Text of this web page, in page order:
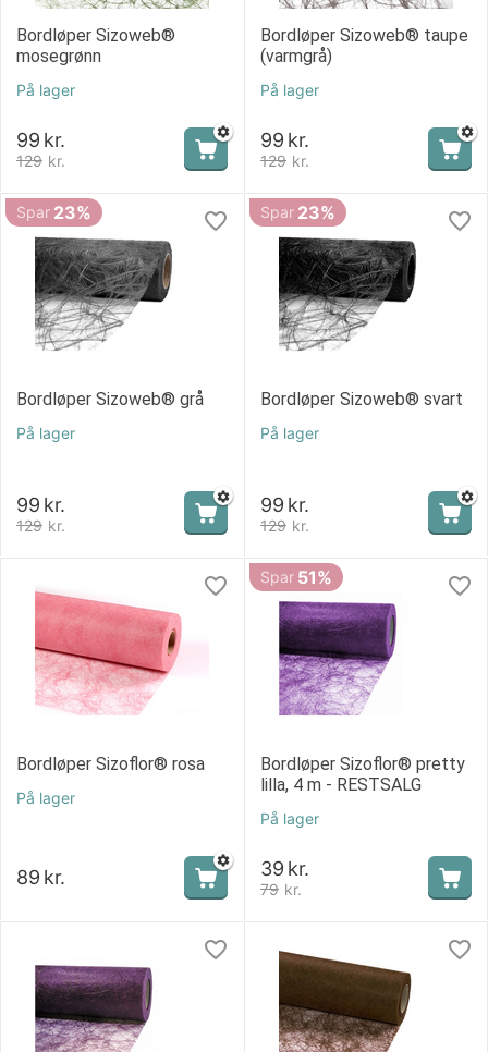
Bordløper Sizoweb®
mosegrønn
På lager
129 kr.
99 kr.
Bordløper Sizoweb® taupe
(varmgrå)
På lager
129 kr.
99 kr.
Spar 23%
Bordløper Sizoweb® grå
På lager
129 kr.
99 kr.
Spar 23%
Bordløper Sizoweb® svart
På lager
129 kr.
99 kr.
Bordløper Sizoflor® rosa
På lager
89 kr.
Spar 51%
Bordløper Sizoflor® pretty
lilla, 4 m - RESTSALG
På lager
79 kr.
39 kr.